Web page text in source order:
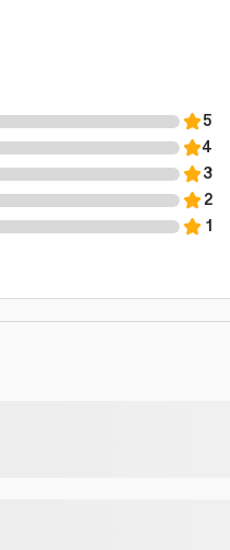
5
4
3
2
1